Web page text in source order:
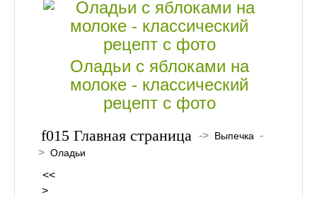
Оладьи с яблоками на
молоке - классический
рецепт с фото
Главная страница -> Выпечка -
>Оладьи
<<
>